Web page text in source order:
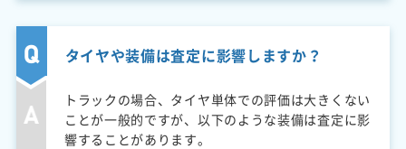
タイヤや装備は査定に影響しますか？
トラックの場合、タイヤ単体での評価は大きくない
ことが一般的ですが、以下のような装備は査定に影
響することがあります。